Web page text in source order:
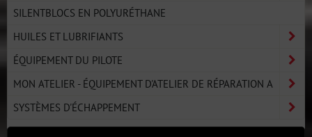
SILENTBLOCS EN POLYURÉTHANE
HUILES ET LUBRIFIANTS
ÉQUIPEMENT DU PILOTE
MON ATELIER - ÉQUIPEMENT D'ATELIER DE RÉPARATION A
SYSTÈMES D'ÉCHAPPEMENT